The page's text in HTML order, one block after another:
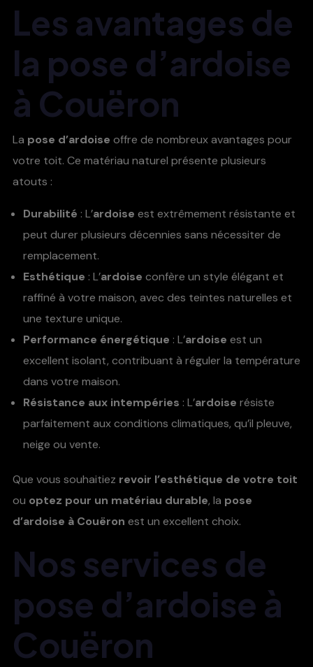
Les avantages de
la pose d’ardoise
à Couëron
La pose d’ardoise offre de nombreux avantages pour
votre toit. Ce matériau naturel présente plusieurs
atouts :
Durabilité : L’ardoise est extrêmement résistante et
peut durer plusieurs décennies sans nécessiter de
remplacement.
Esthétique : L’ardoise confère un style élégant et
raffiné à votre maison, avec des teintes naturelles et
une texture unique.
Performance énergétique : L’ardoise est un
excellent isolant, contribuant à réguler la température
dans votre maison.
Résistance aux intempéries : L’ardoise résiste
parfaitement aux conditions climatiques, qu’il pleuve,
neige ou vente.
Que vous souhaitiez revoir l’esthétique de votre toit
ou optez pour un matériau durable, la pose
d’ardoise à Couëron est un excellent choix.
Nos services de
pose d’ardoise à
Couëron